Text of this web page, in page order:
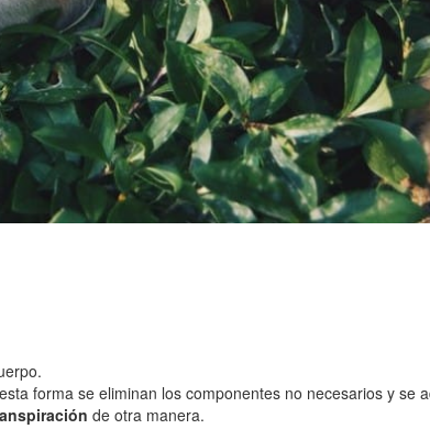
forma se eliminan los componentes no necesarios y se
de otra manera.